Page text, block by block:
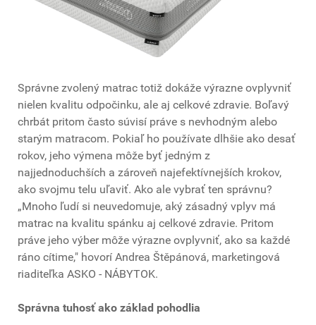
Správne zvolený matrac totiž dokáže výrazne ovplyvniť
nielen kvalitu odpočinku, ale aj celkové zdravie. Boľavý
chrbát pritom často súvisí práve s nevhodným alebo
starým matracom. Pokiaľ ho používate dlhšie ako desať
rokov, jeho výmena môže byť jedným z
najjednoduchších a zároveň najefektívnejších krokov,
ako svojmu telu uľaviť. Ako ale vybrať ten správnu?
„Mnoho ľudí si neuvedomuje, aký zásadný vplyv má
matrac na kvalitu spánku aj celkové zdravie. Pritom
práve jeho výber môže výrazne ovplyvniť, ako sa každé
ráno cítime," hovorí Andrea Štěpánová, marketingová
riaditeľka ASKO - NÁBYTOK.
Správna tuhosť ako základ pohodlia